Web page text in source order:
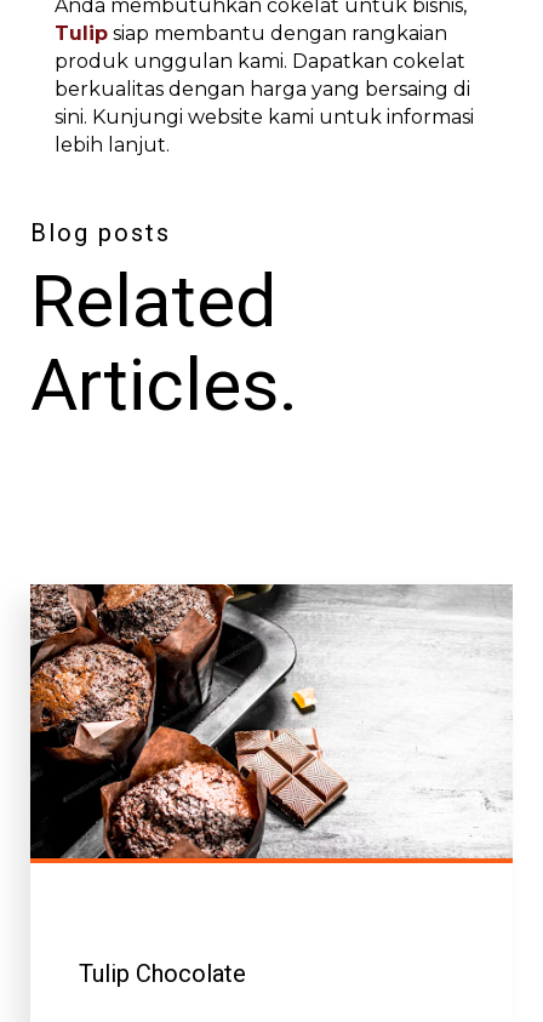
Anda membutuhkan cokelat untuk bisnis,
Tulip siap membantu dengan rangkaian
produk unggulan kami. Dapatkan cokelat
berkualitas dengan harga yang bersaing di
sini. Kunjungi website kami untuk informasi
lebih lanjut.
Blog posts
Related
Articles.
Tulip Chocolate